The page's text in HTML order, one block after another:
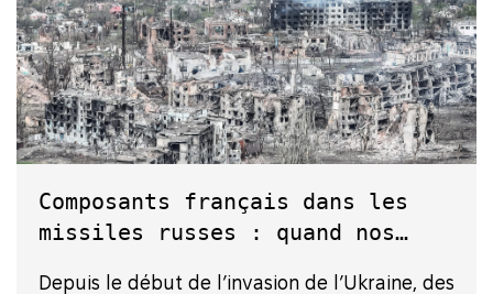
Composants français dans les
missiles russes : quand nos
Depuis le début de l’invasion de l’Ukraine, des